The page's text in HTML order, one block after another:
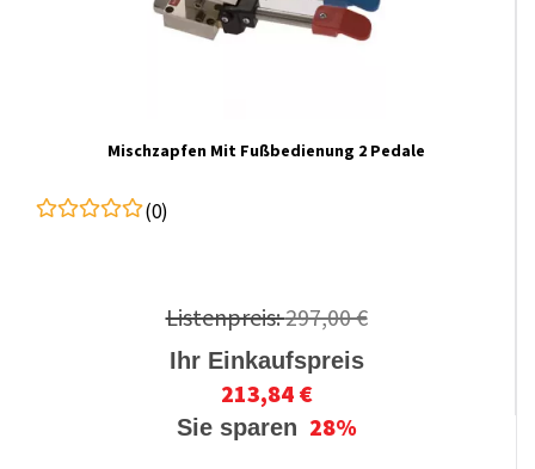
Mischzapfen Mit Fußbedienung 2 Pedale
(0)
Listenpreis:297,00 €
Ihr Einkaufspreis
213,84 €
Sie sparen 28%